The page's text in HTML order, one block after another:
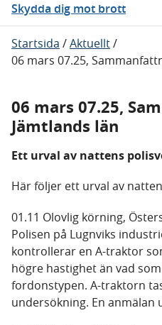
Skydda dig mot brott
Startsida /Aktuellt/
06 mars 07.25,
06 mars 07.25,
Jämtlands län
Ett urval av nattens
Här följer ett urval av
01.11 Olovlig körning,
Polisen på Lugnviks
kontrollerar en A-traktor
högre hastighet än vad
fordonstypen. A-traktorn
undersökning. En anmälan